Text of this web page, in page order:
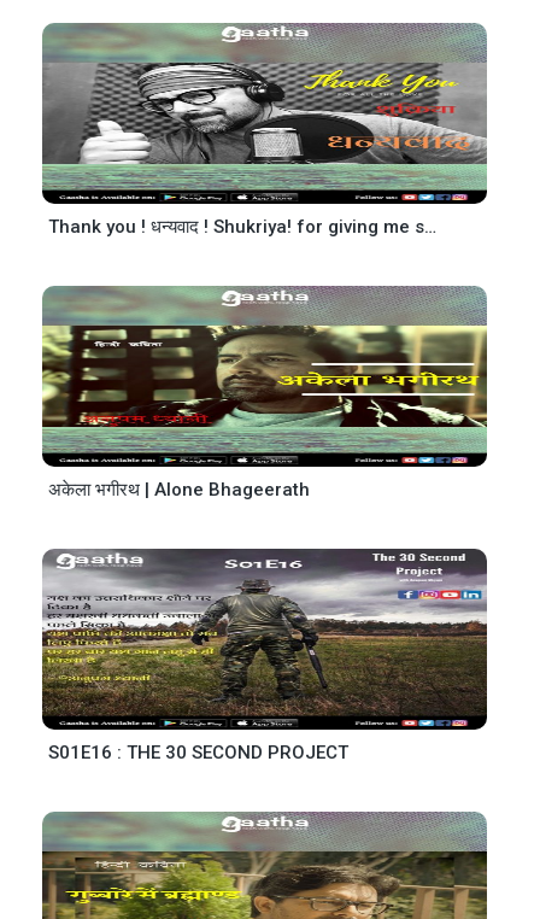
Thank you ! धन्यवाद ! Shukriya! for giving me so much Love
अकेला भगीरथ | Alone Bhageerath
S01E16 : THE 30 SECOND PROJECT